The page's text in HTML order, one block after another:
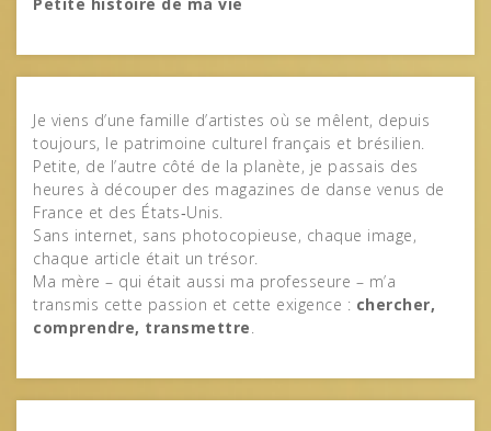
Je viens d’une famille d’artistes où se mêlent, depuis
toujours, le patrimoine culturel français et brésilien.
Petite, de l’autre côté de la planète, je passais des
heures à découper des magazines de danse venus de
France et des États‑Unis.
Sans internet, sans photocopieuse, chaque image,
chaque article était un trésor.
Ma mère – qui était aussi ma professeure – m’a
transmis cette passion et cette exigence : chercher,
comprendre, transmettre.